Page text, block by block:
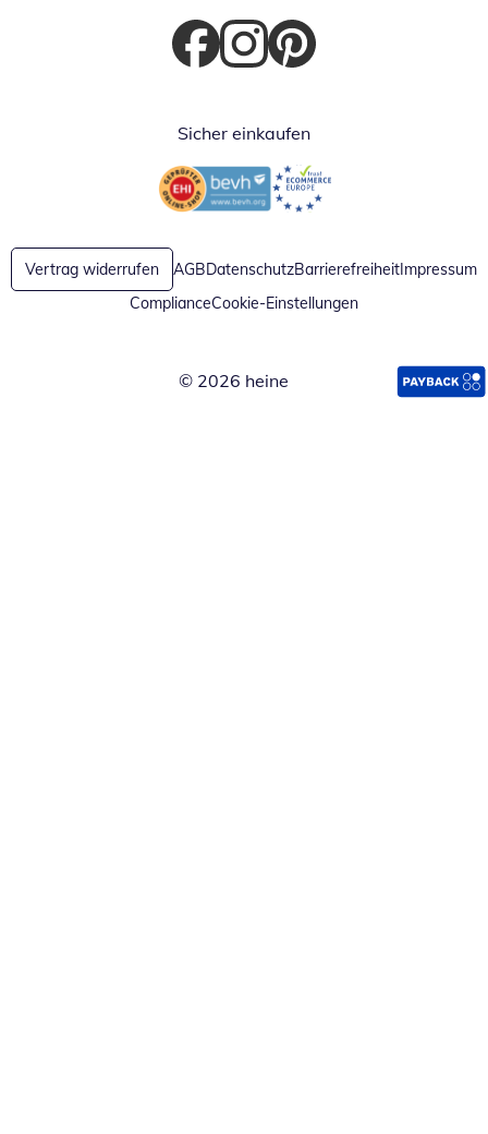
Öffnet in neuem Fenster
Öffnet in neuem Fenster
Öffnet in neuem Fenster
Sicher einkaufen
Öffnet in neuem FensterÖffnet in neuem Fenster
Vertrag widerrufen AGBDatenschutzBarrierefreiheitImpressum
ComplianceCookie-Einstellungen
© 2026 heine